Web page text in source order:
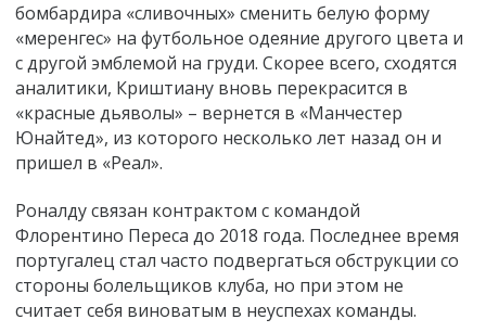
бомбардира «сливочных» сменить белую форму
«меренгес» на футбольное одеяние другого цвета и
с другой эмблемой на груди. Скорее всего, сходятся
аналитики, Криштиану вновь перекрасится в
«красные дьяволы» – вернется в «Манчестер
Юнайтед», из которого несколько лет назад он и
пришел в «Реал».
Роналду связан контрактом с командой
Флорентино Переса до 2018 года. Последнее время
португалец стал часто подвергаться обструкции со
стороны болельщиков клуба, но при этом не
считает себя виноватым в неуспехах команды.